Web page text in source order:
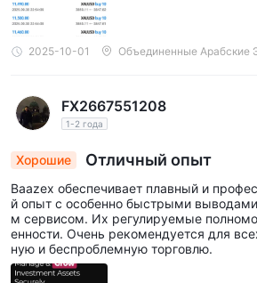
2025-10-01 Объединенные Арабские
FX2667551208
1-2 года
Хорошие Отличный опыт
Baazex обеспечивает плавный и
й опыт с особенно быстрыми
м сервисом. Их регулируемые
енности. Очень рекомендуется для
ную и беспроблемную торговлю.